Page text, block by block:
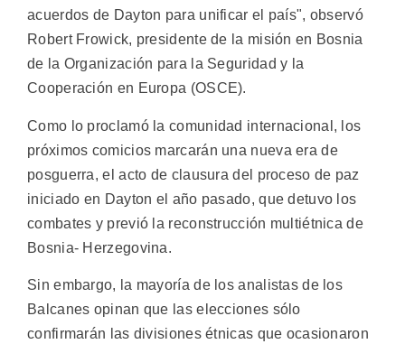
acuerdos de Dayton para unificar el país", observó
Robert Frowick, presidente de la misión en Bosnia
de la Organización para la Seguridad y la
Cooperación en Europa (OSCE).
Como lo proclamó la comunidad internacional, los
próximos comicios marcarán una nueva era de
posguerra, el acto de clausura del proceso de paz
iniciado en Dayton el año pasado, que detuvo los
combates y previó la reconstrucción multiétnica de
Bosnia- Herzegovina.
Sin embargo, la mayoría de los analistas de los
Balcanes opinan que las elecciones sólo
confirmarán las divisiones étnicas que ocasionaron